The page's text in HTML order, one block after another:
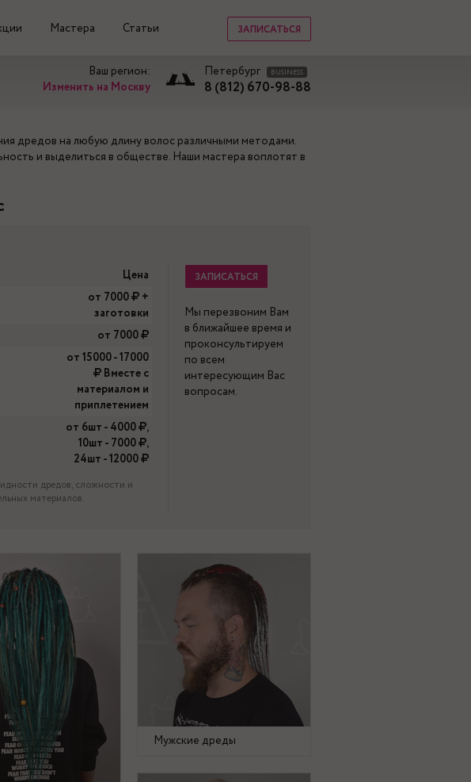
ЗАПИСАТЬСЯ
Мастера Статьи
Ваш регион:
Изменить на Москву
Петербург BUSINESS
8 (812) 670-98-88
дредов на любую длину волос различными методами.
и выделиться в обществе. Наши мастера воплотят в
Цена
от 7000
+
заготовки
от 7000
от 15000 - 17000
Вместе с
материалом и
приплетением
от 6шт - 4000
,
10шт - 7000
,
24шт - 12000
дредов, сложности и
материалов.
ЗАПИСАТЬСЯ
Мы перезвоним Вам
в ближайшее время и
проконсультируем
по всем
интересующим Вас
вопросам.
Мужские дреды